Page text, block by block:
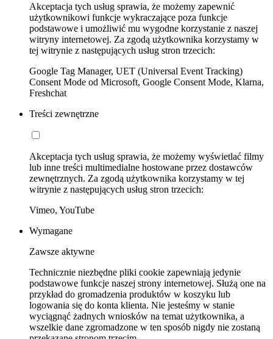
Akceptacja tych usług sprawia, że możemy zapewnić
użytkownikowi funkcje wykraczające poza funkcje
podstawowe i umożliwić mu wygodne korzystanie z naszej
witryny internetowej. Za zgodą użytkownika korzystamy w
tej witrynie z następujących usług stron trzecich:
Google Tag Manager, UET (Universal Event Tracking)
Consent Mode od Microsoft, Google Consent Mode, Klarna,
Freshchat
Treści zewnętrzne
Akceptacja tych usług sprawia, że możemy wyświetlać filmy
lub inne treści multimedialne hostowane przez dostawców
zewnętrznych. Za zgodą użytkownika korzystamy w tej
witrynie z następujących usług stron trzecich:
Vimeo, YouTube
Wymagane
Zawsze aktywne
Technicznie niezbędne pliki cookie zapewniają jedynie
podstawowe funkcje naszej strony internetowej. Służą one na
przykład do gromadzenia produktów w koszyku lub
logowania się do konta klienta. Nie jesteśmy w stanie
wyciągnąć żadnych wniosków na temat użytkownika, a
wszelkie dane zgromadzone w ten sposób nigdy nie zostaną